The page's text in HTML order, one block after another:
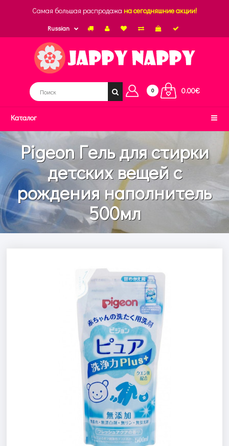
Самая большая распродажа на сегодняшние акции!
Russian
0 0.00€
Каталог
Pigeon Гель для стирки
детских вещей с
рождения наполнитель
500мл